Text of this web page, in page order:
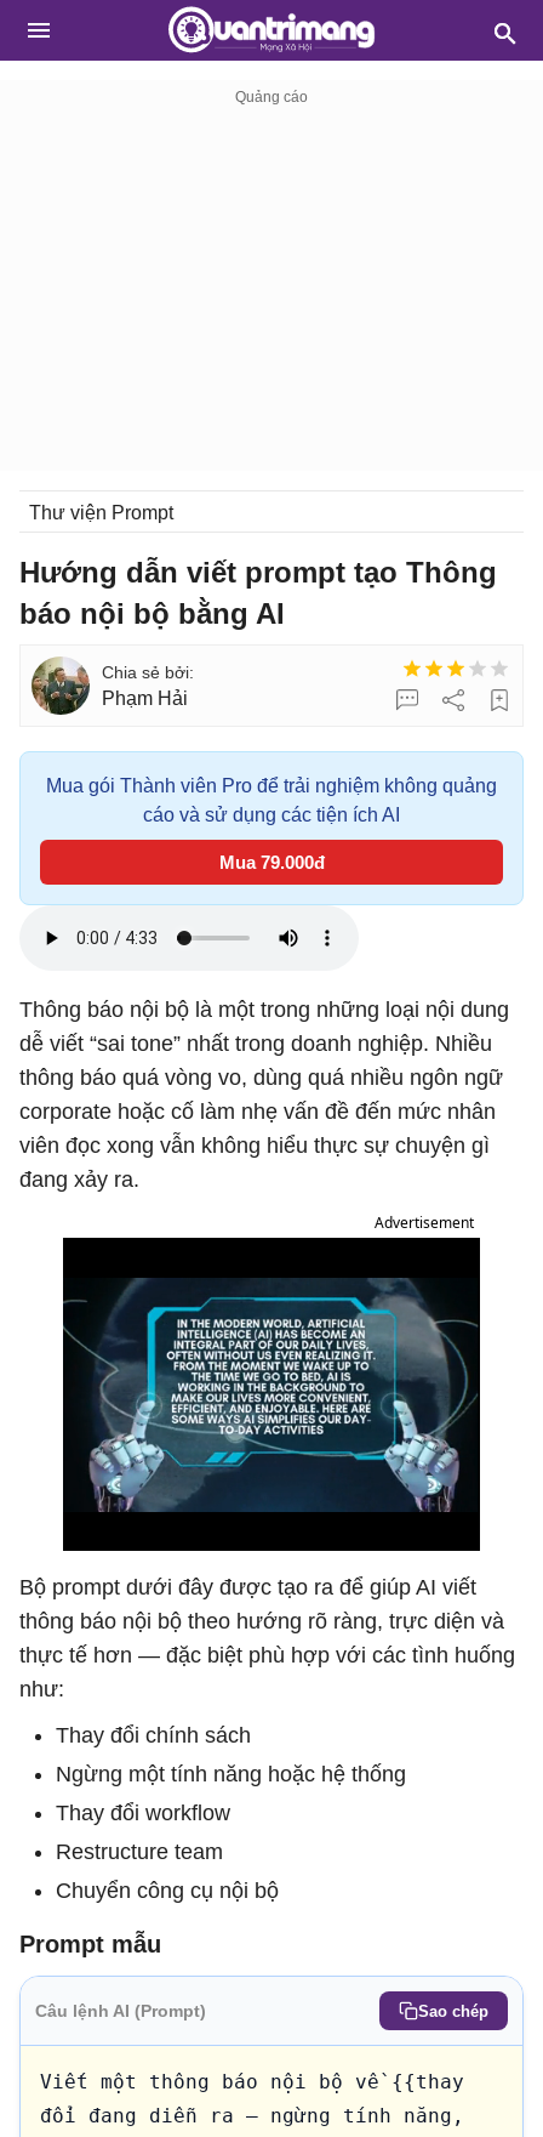
Thư viện Prompt
Hướng dẫn viết prompt tạo Thông
báo nội bộ bằng AI
Phạm Hải
Mua gói Thành viên Pro để trải nghiệm không quảng
cáo và sử dụng các tiện ích AI
Mua 79.000đ
Thông báo nội bộ là một trong những loại nội dung
dễ viết “sai tone” nhất trong doanh nghiệp. Nhiều
thông báo quá vòng vo, dùng quá nhiều ngôn ngữ
corporate hoặc cố làm nhẹ vấn đề đến mức nhân
viên đọc xong vẫn không hiểu thực sự chuyện gì
đang xảy ra.
Advertisement
Bộ prompt dưới đây được tạo ra để giúp AI viết
thông báo nội bộ theo hướng rõ ràng, trực diện và
thực tế hơn — đặc biệt phù hợp với các tình huống
như:
Thay đổi chính sách
Ngừng một tính năng hoặc hệ thống
Thay đổi workflow
Restructure team
Chuyển công cụ nội bộ
Prompt mẫu
Câu lệnh AI (Prompt) Sao chép
Viết một thông báo nội bộ về {{thay
đổi đang diễn ra — ngừng tính năng,